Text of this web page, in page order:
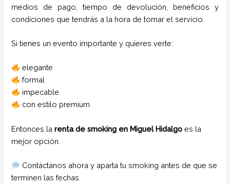
medios de pago, tiempo de devolución, beneficios y
condiciones que tendrás a la hora de tomar el servicio.
Si tienes un evento importante y quieres verte:
elegante
formal
impecable
con estilo premium
Entonces larenta de smoking en Miguel Hidalgoes la
mejor opción.
Contáctanos ahora y aparta tu smoking antes de que se
terminen las fechas.